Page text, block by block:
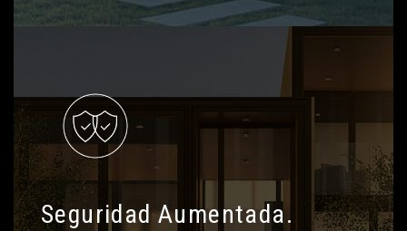
Seguridad Aumentada.